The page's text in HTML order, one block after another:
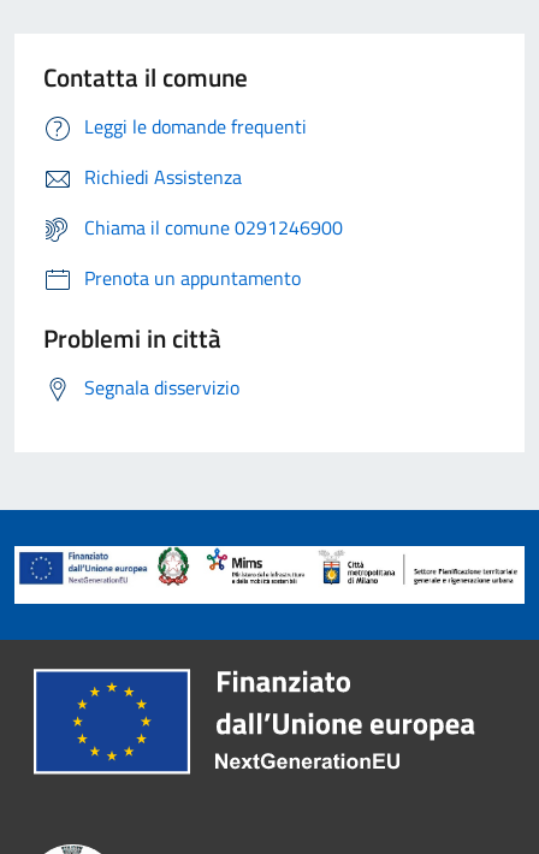
Contatta il comune
Leggi le domande frequenti
Richiedi Assistenza
Chiama il comune 0291246900
Prenota un appuntamento
Problemi in città
Segnala disservizio